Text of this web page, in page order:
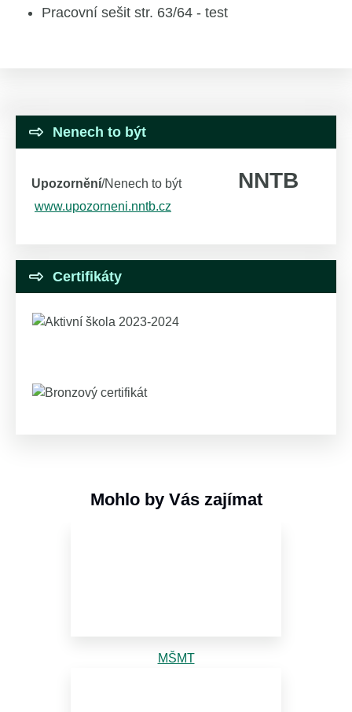
Pracovní sešit str. 63/64 - test
Nenech to být
Upozornění/Nenech to být NNTB
www.upozorneni.nntb.cz
Certifikáty
Mohlo by Vás zajímat
MŠMT